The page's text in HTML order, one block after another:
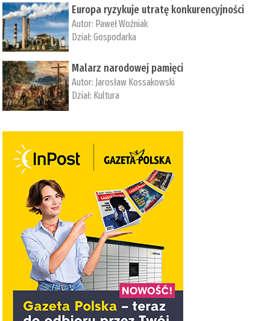
Europa ryzykuje utratę konkurencyjności
Autor: Paweł Woźniak
Dział:Gospodarka
Malarz narodowej pamięci
Autor: Jarosław Kossakowski
Dział: Kultura